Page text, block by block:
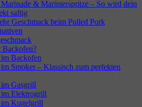
& Marinierspritze – So wird dein
saftig
Geschmack beim Pulled Pork
Backofen?
Backofen
Smoker – Klassisch zum perfekten
Gasgrill
Elektrogrill
Kugelgrill